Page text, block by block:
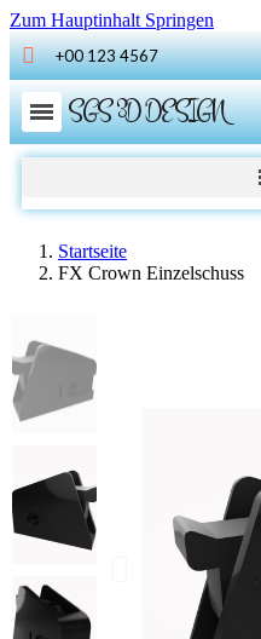
Zum Hauptinhalt Springen
+00 123 4567
SGS 3D DESIGN
Startseite
FX Crown Einzelschuss